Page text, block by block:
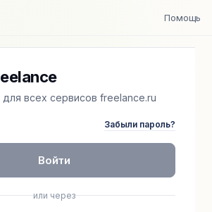
Помощь
всех сервисов freelance.ru
Забыли пароль?
Войти
или через